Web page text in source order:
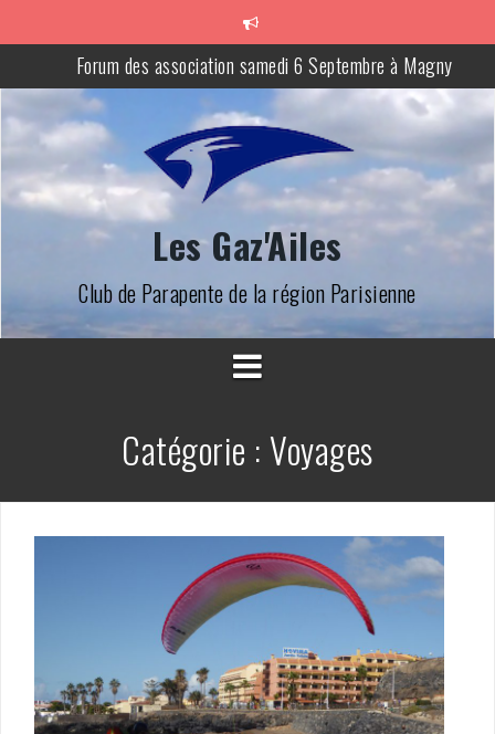
Forum des association samedi 6 Septembre à Magny
Site de Beynes interdit
Accès aux sites de Lalandelle et Saint Clair Sur Epte pendant la
chasse
Les Gaz'Ailes
Club de Parapente de la région Parisienne
Catégorie :Voyages